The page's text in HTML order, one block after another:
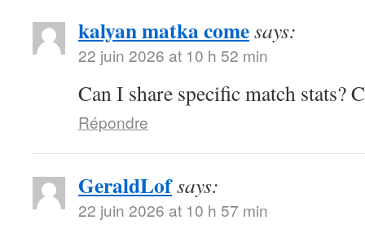
kalyan matka comesays:
22 juin 2026 at 10 h 52 min
Can I share specific match stats?
Répondre
GeraldLofsays:
22 juin 2026 at 10 h 57 min